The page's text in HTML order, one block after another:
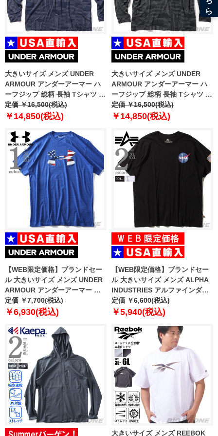
大きいサイズ メンズ UNDER
ARMOUR アンダーアーマー ハ
ーフジップ 総柄 長袖 Tシャツ ゴ
ルフウェア USA直輸入
um1212190-190
定価 ￥16,500(税込)
￥14,850(税込)
大きいサイズ メンズ UNDER
ARMOUR アンダーアーマー ハ
ーフジップ 総柄 長袖 Tシャツ ゴ
ルフウェア USA直輸入
um1212999-999
定価 ￥16,500(税込)
￥14,850(税込)
【WEB限定価格】ブランドセー
ル 大きいサイズ メンズ UNDER
ARMOUR アンダーアーマー ロ
ゴ プリント 半袖 Tシャツ USA直
輸入 um5104
定価 ￥7,700(税込)
￥6,930(税込)
【WEB限定価格】ブランドセー
ル 大きいサイズ メンズ ALPHA
INDUSTRIES アルファインダス
トリーズ プリント 半袖 Tシャツ
USA直輸入 uts49000g1
定価 ￥6,600(税込)
￥5,940(税込)
大きいサイズ メンズ REEBOK